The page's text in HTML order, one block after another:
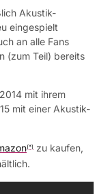
Akustik-
eingespielt
an alle Fans
(zum Teil) bereits
mit ihrem
mit einer Akustik-
(*) zu kaufen,